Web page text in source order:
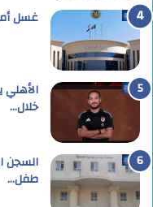
غسل أموال بـ 190
خلال…
طفل…